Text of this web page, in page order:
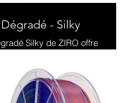
Dégradé - Silky
Silky de ZIRO offre
soyeuse et un effet
3D lisses et
attrayantes.